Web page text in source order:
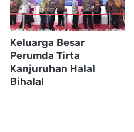
Keluarga Besar
Perumda Tirta
Kanjuruhan Halal
Bihalal